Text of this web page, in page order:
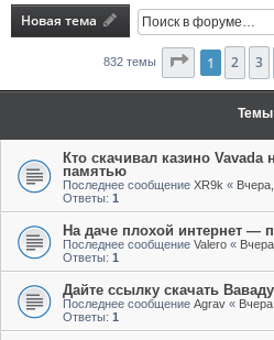
Новая тема
832 темы Страница1
1 2 3
Темы
Кто скачивал казино Vavada
памятью
Последнее сообщение XR9k «
Ответы: 1
На даче плохой интернет —
Последнее сообщение Valero «
Ответы: 1
Дайте ссылку скачать
Последнее сообщение Agrav «
Ответы: 1